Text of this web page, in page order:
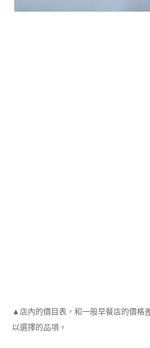
▲店內的價目表，和一般早餐店的價格
以選擇的品項。